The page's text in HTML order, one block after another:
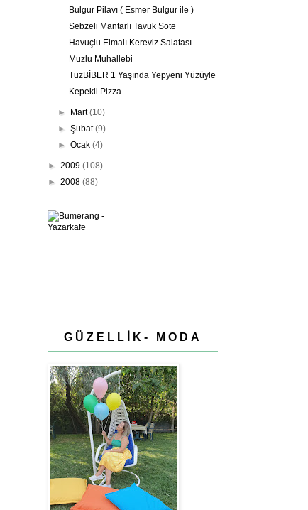
Bulgur Pilavı ( Esmer Bulgur ile )
Sebzeli Mantarlı Tavuk Sote
Havuçlu Elmalı Kereviz Salatası
Muzlu Muhallebi
TuzBİBER 1 Yaşında Yepyeni Yüzüyle
Kepekli Pizza
► Mart(10)
►Şubat(9)
►Ocak(4)
► 2009 (108)
► 2008 (88)
GÜZELLİK- MODA